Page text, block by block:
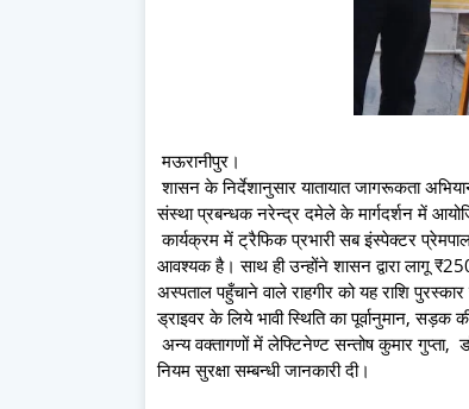
मऊरानीपुर।
शासन के निर्देशानुसार यातायात जागरूकता
संस्था प्रबन्धक नरेन्द्र दमेले के मार्गदर्शन में
कार्यक्रम में ट्रैफिक प्रभारी सब इंस्पेक्टर
आवश्यक है। साथ ही उन्होंने शासन द्वारा लागू
अस्पताल पहुँचाने वाले राहगीर को यह राशि
ड्राइवर के लिये भावी स्थिति का पूर्वानुमान,
अन्य वक्तागणों में लेफ्टिनेण्ट सन्तोष कुमार
नियम सुरक्षा सम्बन्धी जानकारी दी।